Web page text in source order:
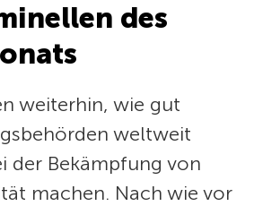
des
weiterhin, wie gut
weltweit
der Bekämpfung von
machen. Nach wie vor